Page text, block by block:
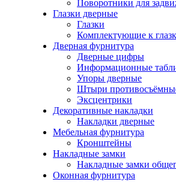
Поворотники для
Глазки дверные
Глазки
Комплектующие к
Дверная фурнитура
Дверные цифры
Информационные
Упоры дверные
Штыри
Эксцентрики
Декоративные накладки
Накладки дверные
Мебельная фурнитура
Кронштейны
Накладные замки
Накладные замки
Оконная фурнитура